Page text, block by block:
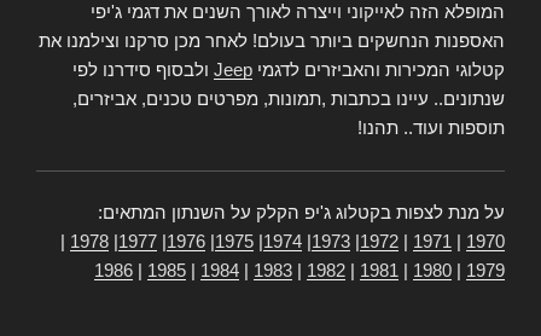
המופלא הזה לאייקוני וייצרה לאורך השנים את דגמי ג'יפי
האספנות הנחשקים ביותר בעולם! לאחר מכן סרקנו וצילמנו את
קטלוגי המכירות והאביזרים לדגמי Jeep ולבסוף סידרנו לפי
שנתונים.. עיינו בכתבות ,תמונות, מפרטים טכנים, אביזרים,
תוספות ועוד.. תהנו!
על מנת לצפות בקטלוג ג'יפ הקלק על השנתון המתאים:
1970
1971
1972
1973
1974
1975
1976
1977
1978
1979
1980
1981
1982
1983
1984
1985
1986